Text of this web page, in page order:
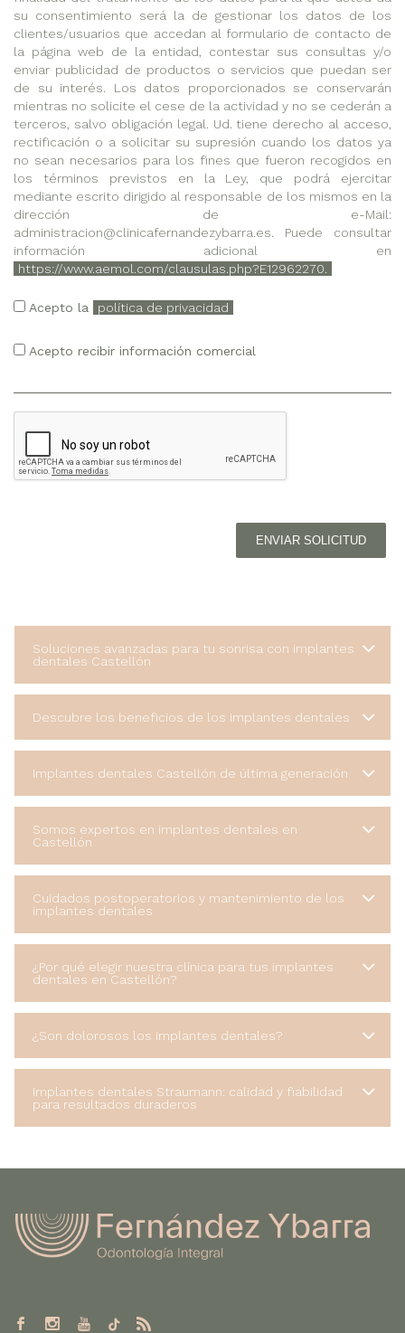
su consentimiento será la de gestionar los datos de los
clientes/usuarios que accedan al formulario de contacto de
la página web de la entidad, contestar sus consultas y/o
enviar publicidad de productos o servicios que puedan ser
de su interés. Los datos proporcionados se conservarán
mientras no solicite el cese de la actividad y no se cederán a
terceros, salvo obligación legal. Ud. tiene derecho al acceso,
rectificación o a solicitar su supresión cuando los datos ya
no sean necesarios para los fines que fueron recogidos en
los términos previstos en la Ley, que podrá ejercitar
mediante escrito dirigido al responsable de los mismos en la
dirección de e-Mail:
administracion@clinicafernandezybarra.es. Puede consultar
información adicional en
https://www.aemol.com/clausulas.php?E12962270.
Acepto la política de privacidad
Acepto recibir información comercial
ENVIAR SOLICITUD
Soluciones avanzadas para tu sonrisa con implantes
dentales Castellón
Descubre los beneficios de los implantes dentales
Implantes dentales Castellón de última generación
Somos expertos en implantes dentales en
Castellón
Cuidados postoperatorios y mantenimiento de los
implantes dentales
¿Por qué elegir nuestra clínica para tus implantes
dentales en Castellón?
¿Son dolorosos los implantes dentales?
Implantes dentales Straumann: calidad y fiabilidad
para resultados duraderos